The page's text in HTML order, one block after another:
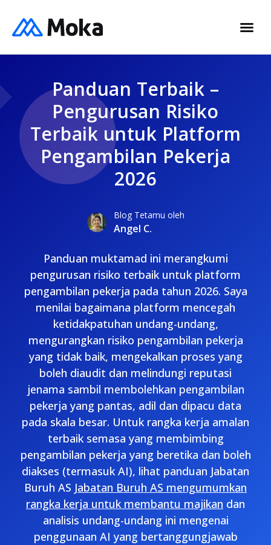
Panduan Terbaik –
Pengurusan Risiko
Terbaik untuk Platform
Pengambilan Pekerja
2026
Blog Tetamu oleh
Angel C.
Panduan muktamad ini merangkumi
pengurusan risiko terbaik untuk platform
pengambilan pekerja pada tahun 2026. Saya
menilai bagaimana platform mencegah
ketidakpatuhan undang-undang,
mengurangkan risiko pengambilan pekerja
yang tidak baik, mengekalkan proses yang
boleh diaudit dan melindungi reputasi
jenama sambil membolehkan pengambilan
pekerja yang pantas, adil dan dipacu data
pada skala besar. Untuk rangka kerja amalan
terbaik semasa yang membimbing
pengambilan pekerja yang beretika dan boleh
diakses (termasuk AI), lihat panduan Jabatan
Buruh AS Jabatan Buruh AS mengumumkan
rangka kerja untuk membantu majikan dan
analisis undang-undang ini mengenai
penggunaan AI yang bertanggungjawab